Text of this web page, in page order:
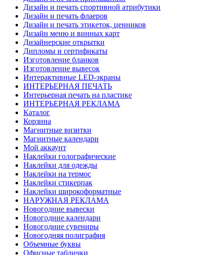
Дизайн и печать спортивной атрибутики
Дизайн и печать флаеров
Дизайн и печать этикеток, ценников
Дизайн меню и винных карт
Дизайнерские открытки
Дипломы и сертификаты
Изготовление бланков
Изготовление вывесок
Интерактивные LED-экраны
ИНТЕРЬЕРНАЯ ПЕЧАТЬ
Интерьерная печать на пластике
ИНТЕРЬЕРНАЯ РЕКЛАМА
Каталог
Корзина
Магнитные визитки
Магнитные календари
Мой аккаунт
Наклейки голографические
Наклейки для одежды
Наклейки на термос
Наклейки стикерпак
Наклейки широкоформатные
НАРУЖНАЯ РЕКЛАМА
Новогодние вывески
Новогодние календари
Новогодние сувениры
Новогодняя полиграфия
Объемные буквы
Офисные таблички